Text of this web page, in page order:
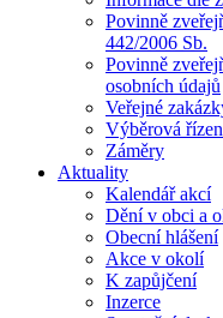
Povinně
442/2006 Sb.
Povinně
osobních údajů
Veřejné
Výběrová
Záměry
Aktuality
Kalendář akcí
Dění v obci a
Obecní hlášení
Akce v okolí
K zapůjčení
Inzerce